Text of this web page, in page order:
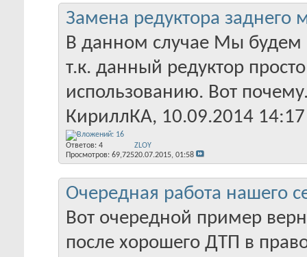
Замена редуктора заднего
В данном случае Мы будем
т.к. данный редуктор
использованию. Вот
КириллКА‎, 10.09.2014 14:17
Ответов: 4
Просмотров: 69,725
ZLOY
20.07.2015, 01:58
Очередная работа нашего
Вот очередной пример
после хорошего ДТП в